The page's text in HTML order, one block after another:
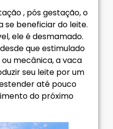
, pós gestação, o
se beneficiar do leite.
ele é desmamado.
que estimulado
mecânica, a vaca
seu leite por um
até pouco
do próximo